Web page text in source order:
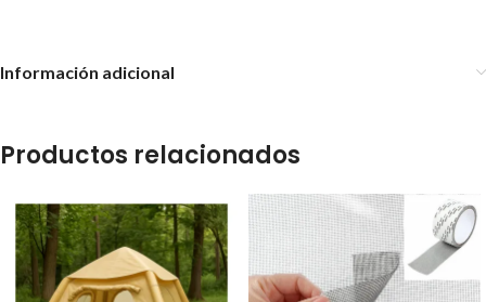
Información adicional
Productos relacionados